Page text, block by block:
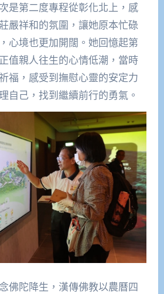
是第二度專程從彰化北上，感
嚴祥和的氛圍，讓她原本忙碌
心境也更加開闊。她回憶起第
值親人往生的心情低潮，當時
福，感受到撫慰心靈的安定力
自己，找到繼續前行的勇氣。
佛陀降生，漢傳佛教以農曆四